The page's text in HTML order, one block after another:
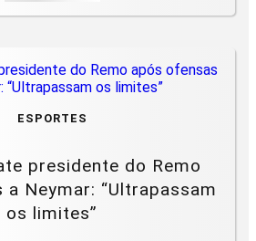
ESPORTES
presidente do Remo
Neymar: “Ultrapassam
os limites”